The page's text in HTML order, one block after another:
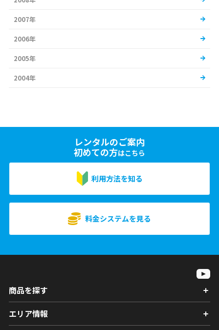
2007年
2006年
2005年
2004年
レンタルのご案内
初めての方はこちら
利用方法を知る
料金システムを見る
商品を探す
エリア情報